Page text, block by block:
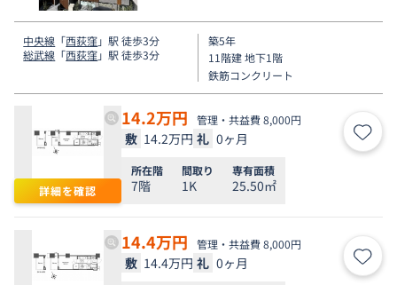
中央線 「西荻窪」駅 徒歩3分
総武線 「西荻窪」駅 徒歩3分
築5年
11階建 地下1階
鉄筋コンクリート
詳細を確認
14.2万円 管理・共益費 8,000円
敷 14.2万円 礼 0ヶ月 お気
所在階
7階
間取り
1K
専有面積
25.50㎡
14.4万円 管理・共益費 8,000円
敷 14.4万円 礼 0ヶ月 お気